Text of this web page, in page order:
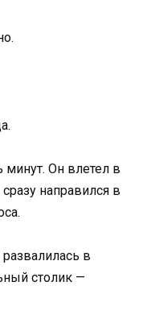
Он влетел в
направился в
в
столик —